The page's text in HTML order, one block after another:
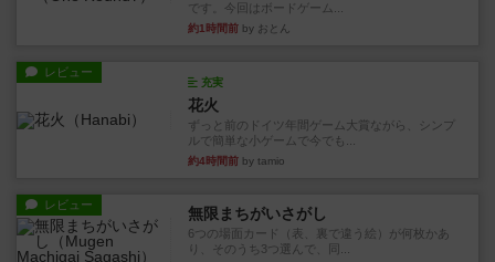
です。今回はボードゲーム...
約1時間前 by おとん
レビュー
充実
花火
ずっと前のドイツ年間ゲーム大賞ながら、シンプ
ルで簡単な小ゲームで今でも...
約4時間前 by tamio
レビュー 無限まちがいさがし
6つの場面カード（表、裏で違う絵）が何枚かあ
り、そのうち3つ選んで、同...